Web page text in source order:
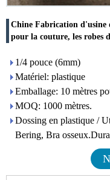
Chine Fabrication d'usine
pour la couture, les robes
1/4 pouce (6mm)
Matériel: plastique
Emballage: 10 mètres
MOQ: 1000 mètres.
Dossing en plastique /
Bering, Bra